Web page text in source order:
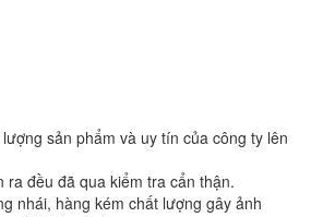
sản phẩm và uy tín của công ty lên
ra đều đã qua kiểm tra cẩn thận.
nhái, hàng kém chất lượng gây ảnh